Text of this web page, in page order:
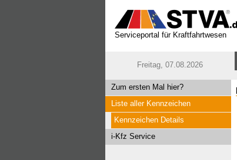
Serviceportal für Kraftfahrtwesen
Freitag, 07.08.2026
Zum ersten Mal hier?
Liste aller Kennzeichen
Kennzeichen Details
i-Kfz Service